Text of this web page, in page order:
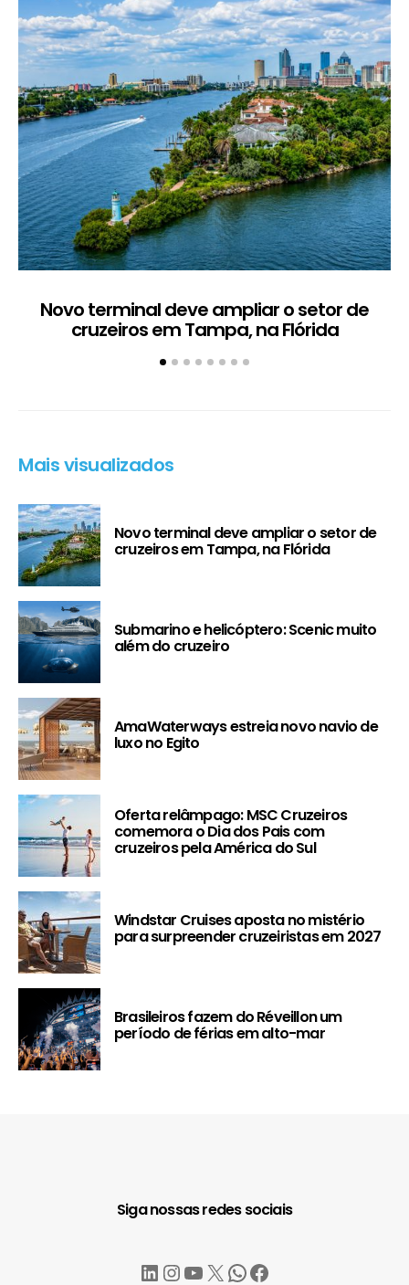
Novo terminal deve ampliar o setor de
cruzeiros em Tampa, na Flórida
Mais visualizados
Novo terminal deve ampliar o setor de
cruzeiros em Tampa, na Flórida
Submarino e helicóptero: Scenic muito
além do cruzeiro
AmaWaterways estreia novo navio de
luxo no Egito
Oferta relâmpago: MSC Cruzeiros
comemora o Dia dos Pais com
cruzeiros pela América do Sul
Windstar Cruises aposta no mistério
para surpreender cruzeiristas em 2027
Brasileiros fazem do Réveillon um
período de férias em alto-mar
Siga nossas redes sociais
LinkedIn
Instagram
YouTube
X WhatsApp
Facebook